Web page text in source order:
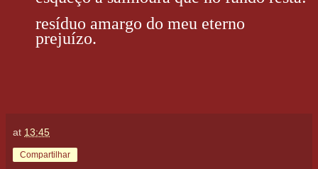
resíduo amargo do meu eterno
prejuízo.
at 13:45
Compartilhar